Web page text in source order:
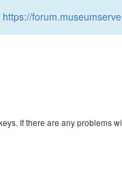
https://
If there are any problems